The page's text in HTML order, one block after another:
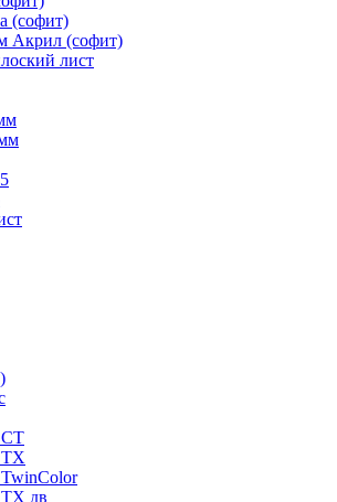
(софит)
Акрил (софит)
лист
СТ
ТХ дв